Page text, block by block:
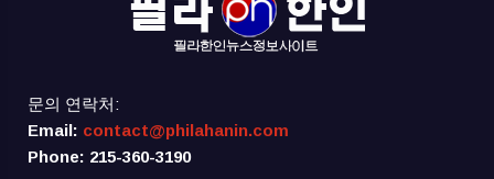
문의 연락처:
Email: contact@philahanin.com
Phone: 215-360-3190